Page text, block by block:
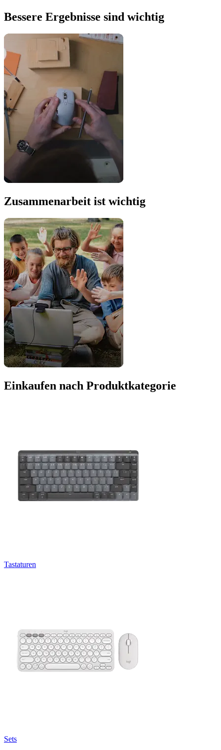
Bessere Ergebnisse sind wichtig
Zusammenarbeit ist wichtig
Einkaufen nach Produktkategorie
Tastaturen
Sets